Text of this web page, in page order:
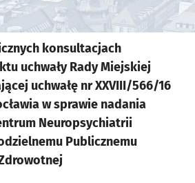
konsultacjach
uchwały Rady Miejskiej
uchwałę nr XXVIII/566/16
w sprawie nadania
Neuropsychiatrii
Publicznemu